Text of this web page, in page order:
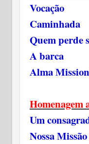
Vocação
Caminhada
Quem perde
A barca
Alma
Homenagem
Um
Nossa Missão